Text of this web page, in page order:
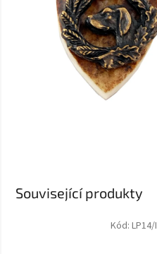
Související produkty
Kód: LP14/I